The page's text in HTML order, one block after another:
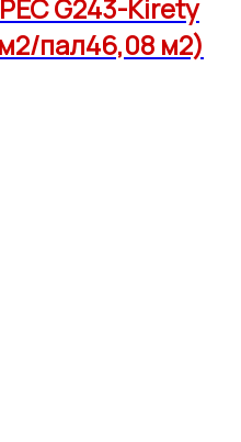
G243-Kirety
пал46,08 м2)